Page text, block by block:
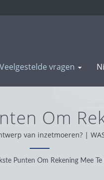
Veelgestelde vragen
Om
|
|
van inzetmoeren? |
klantenondersteuning
we de beste service en
Punten Om Rekening Mee